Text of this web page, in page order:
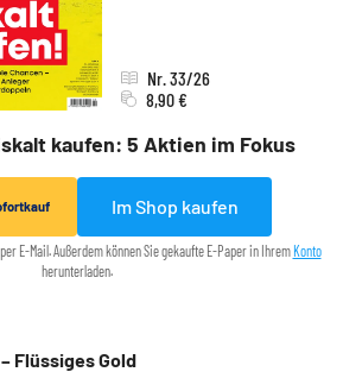
kaufen: 5 Aktien im Fokus
Nr. 33/26
8,90 €
Im Shop kaufen
E-Mail. Außerdem können Sie gekaufte E-Paper in IhremKonto
herunterladen.
Flüssiges Gold